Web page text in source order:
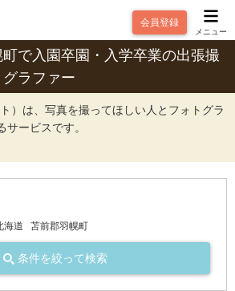
会員登録
メニュー
で入園卒園・入学卒業の出張撮
ラファー
）は、写真を撮ってほしい人とフォトグラ
ービスです。
海道 苫前郡羽幌町
条件を絞って検索